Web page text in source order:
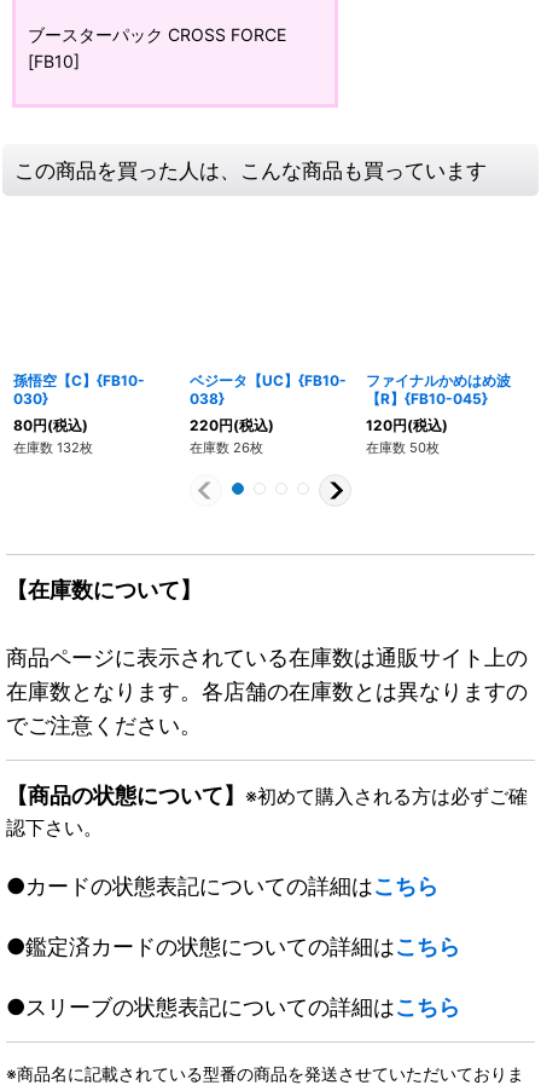
ブースターパック CROSS FORCE
[FB10]
この商品を買った人は、こんな商品も買っています
孫悟空【C】{FB10-
030}
80円(税込)
在庫数 132枚
ベジータ【UC】{FB10-
038}
220円(税込)
在庫数 26枚
ファイナルかめはめ波
【R】{FB10-045}
120円(税込)
在庫数 50枚
【在庫数について】
商品ページに表示されている在庫数は通販サイト上の
在庫数となります。各店舗の在庫数とは異なりますの
でご注意ください。
【商品の状態について】 ※初めて購入される方は必ずご確
認下さい。
●カードの状態表記についての詳細はこちら
●鑑定済カードの状態についての詳細はこちら
●スリーブの状態表記についての詳細はこちら
※商品名に記載されている型番の商品を発送させていただいておりま